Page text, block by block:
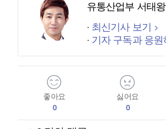
유통산업부 서태
최신기사 보기
기자 구독과 응원
좋아요
0
싫어요
0